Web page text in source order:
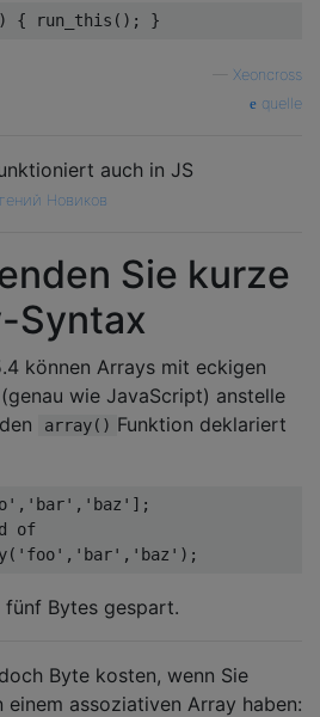
Xeoncross
quelle
auch in JS
Новиков
Sie kurze
Syntax
können Arrays mit eckigen
wie JavaScript) anstelle
array() Funktion deklariert
of
fünf Bytes gespart.
Byte kosten, wenn Sie
einem assoziativen Array haben: